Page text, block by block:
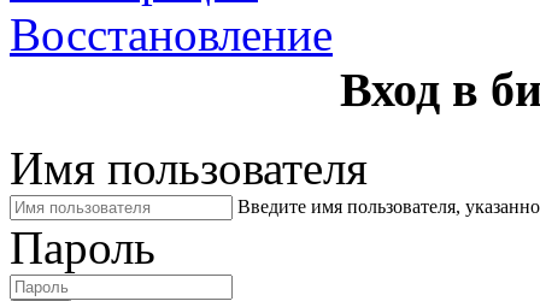
Восстановление
Вход в
Имя пользователя
Введите имя пользователя,
Пароль